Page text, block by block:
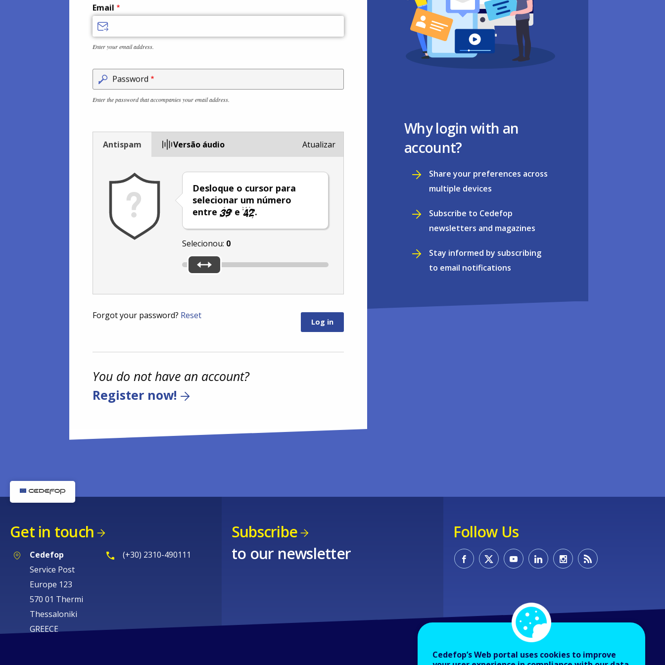
Email
Enter your email address.
Password
Enter the password that accompanies your email address.
Antispam Versão áudio
Desloque o cursor para
selecionar um número
entre
e .
Selecionou: 0
Atualizar
Forgot your password? Reset
You do not have an account?
Register now!
Why login with an
account?
Share your preferences across
multiple devices
Subscribe to Cedefop
newsletters and magazines
Stay informed by subscribing
to email notifications
Get in touch
Cedefop
Service Post
Europe 123
570 01 Thermi
Thessaloniki
GREECE
(+30) 2310-490111
Subscribe
to our newsletter
Follow Us
Cedefop’s Web portal uses cookies to improve